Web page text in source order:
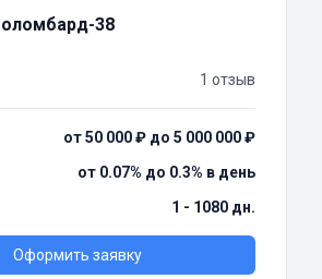
38
1 отзыв
от 50 000 ₽ до 5 000 000 ₽
от 0.07% до 0.3% в день
1 - 1080 дн.
Оформить заявку